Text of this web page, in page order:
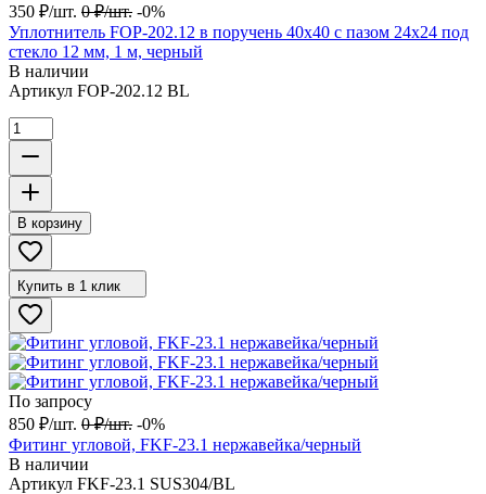
350 ₽/шт. 0 ₽/шт. -0%
Уплотнитель FOP-202.12 в поручень 40х40 с пазом 24х24 под
стекло 12 мм, 1 м, черный
В наличии
Артикул FOP-202.12 BL
В корзину
Купить в 1 клик
По запросу
850 ₽/шт. 0 ₽/шт. -0%
Фитинг угловой, FKF-23.1 нержавейка/черный
В наличии
Артикул FKF-23.1 SUS304/BL